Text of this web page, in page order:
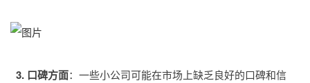
3. 口碑方面：一些小公司可能在市场上缺乏良好的口碑和信